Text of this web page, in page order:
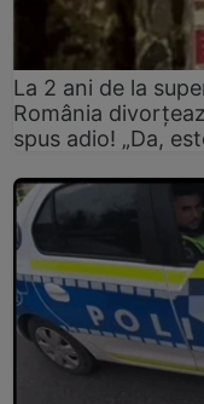
La 2 ani de la
România
spus adio! „Da,